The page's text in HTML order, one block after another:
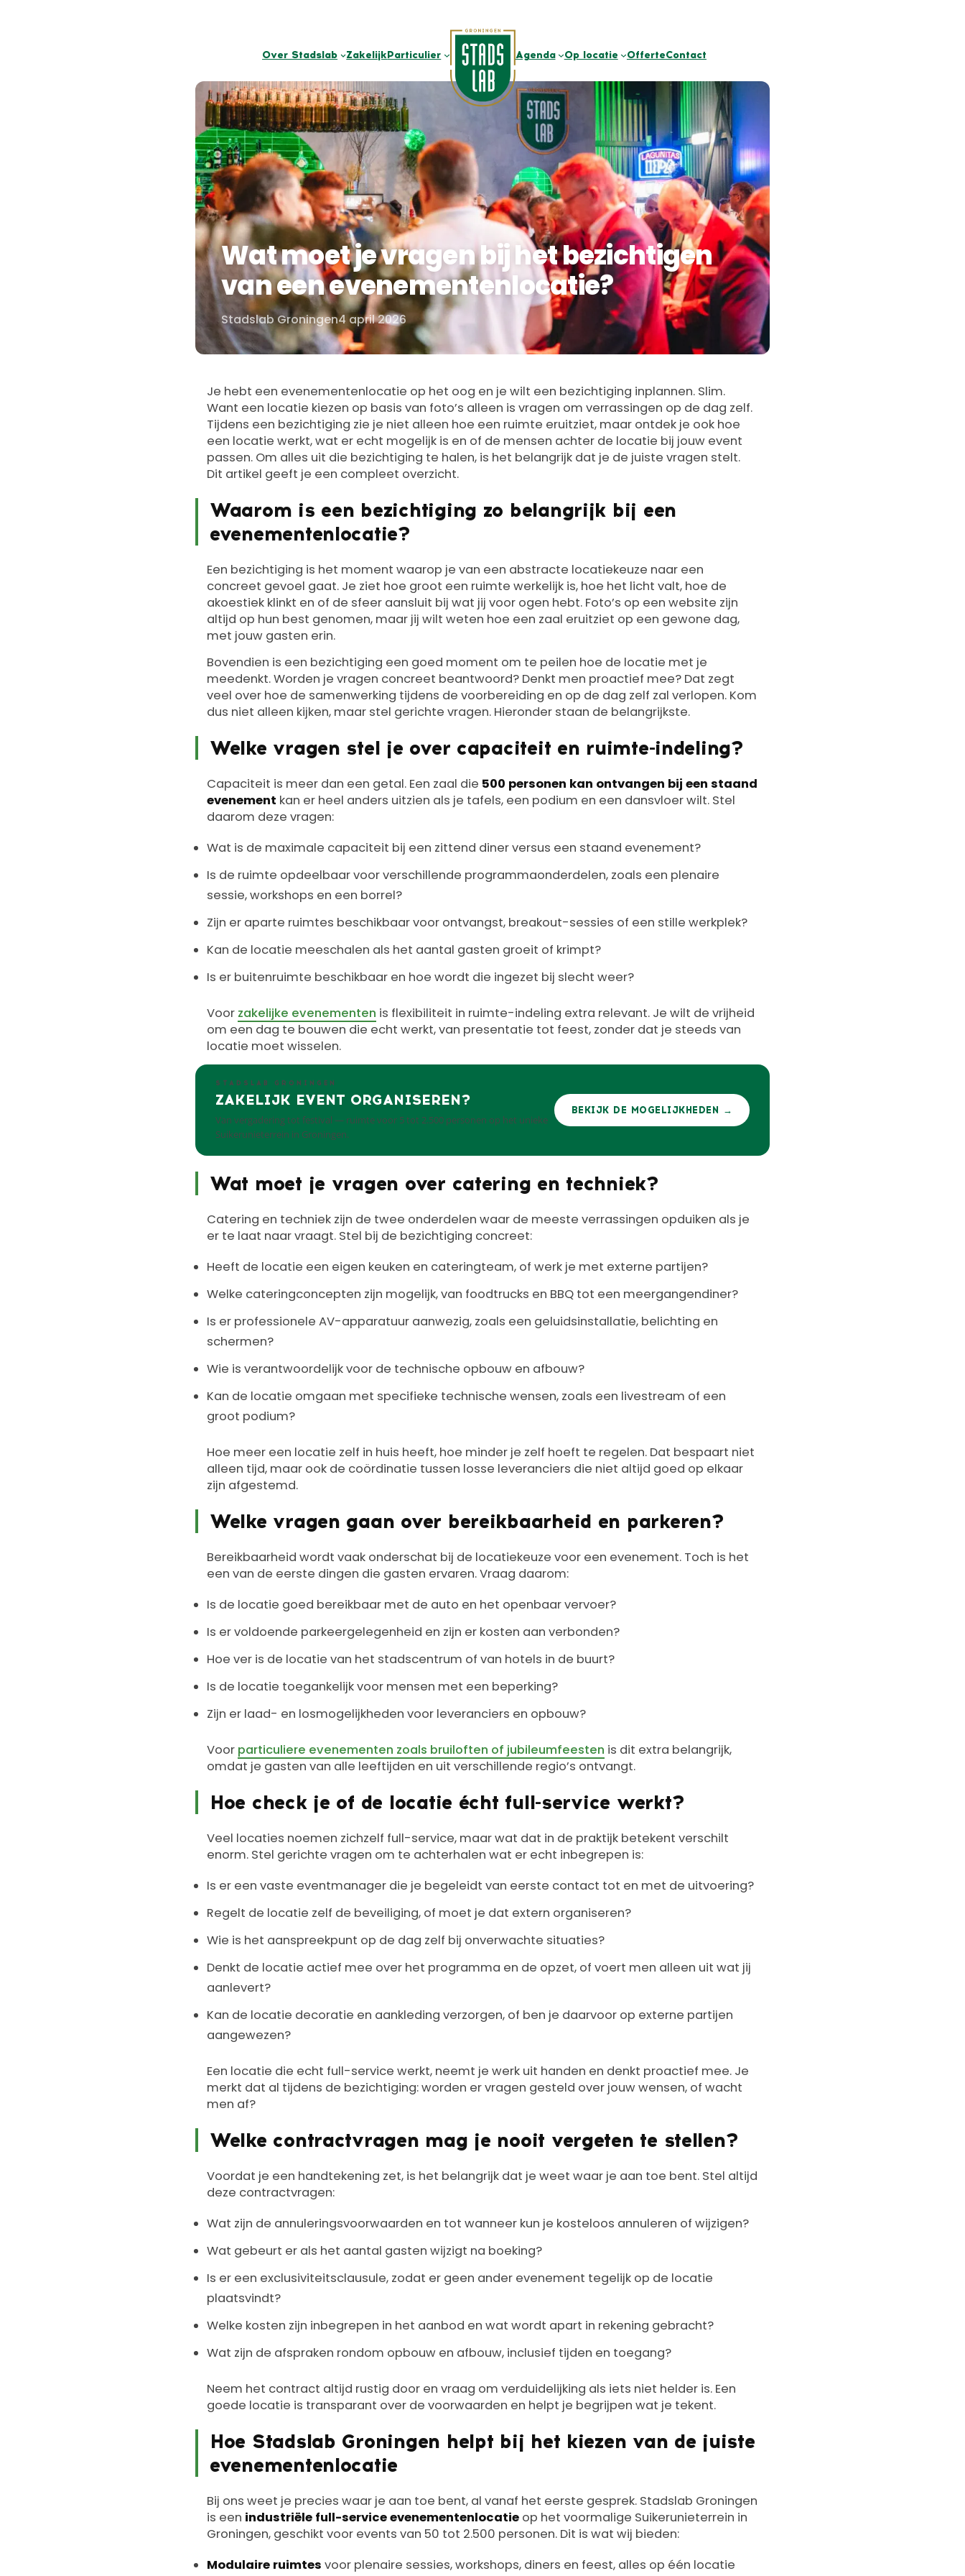
Over Stadslab ZakelijkParticulier Agenda Op locatie OfferteContact
Wat moet je vragen bij het bezichtigen
van een evenementenlocatie?
Door
Stadslab Groningen4 april 2026
Je hebt een evenementenlocatie op het oog en je wilt een bezichtiging inplannen. Slim.
Want een locatie kiezen op basis van foto’s alleen is vragen om verrassingen op de dag zelf.
Tijdens een bezichtiging zie je niet alleen hoe een ruimte eruitziet, maar ontdek je ook hoe
een locatie werkt, wat er echt mogelijk is en of de mensen achter de locatie bij jouw event
passen. Om alles uit die bezichtiging te halen, is het belangrijk dat je de juiste vragen stelt.
Dit artikel geeft je een compleet overzicht.
Waarom is een bezichtiging zo belangrijk bij een
evenementenlocatie?
Een bezichtiging is het moment waarop je van een abstracte locatiekeuze naar een
concreet gevoel gaat. Je ziet hoe groot een ruimte werkelijk is, hoe het licht valt, hoe de
akoestiek klinkt en of de sfeer aansluit bij wat jij voor ogen hebt. Foto’s op een website zijn
altijd op hun best genomen, maar jij wilt weten hoe een zaal eruitziet op een gewone dag,
met jouw gasten erin.
Bovendien is een bezichtiging een goed moment om te peilen hoe de locatie met je
meedenkt. Worden je vragen concreet beantwoord? Denkt men proactief mee? Dat zegt
veel over hoe de samenwerking tijdens de voorbereiding en op de dag zelf zal verlopen. Kom
dus niet alleen kijken, maar stel gerichte vragen. Hieronder staan de belangrijkste.
Welke vragen stel je over capaciteit en ruimte-indeling?
Capaciteit is meer dan een getal. Een zaal die 500 personen kan ontvangen bij een staand
evenement kan er heel anders uitzien als je tafels, een podium en een dansvloer wilt. Stel
daarom deze vragen:
Wat is de maximale capaciteit bij een zittend diner versus een staand evenement?
Is de ruimte opdeelbaar voor verschillende programmaonderdelen, zoals een plenaire
sessie, workshops en een borrel?
Zijn er aparte ruimtes beschikbaar voor ontvangst, breakout-sessies of een stille werkplek?
Kan de locatie meeschalen als het aantal gasten groeit of krimpt?
Is er buitenruimte beschikbaar en hoe wordt die ingezet bij slecht weer?
Voor zakelijke evenementen is flexibiliteit in ruimte-indeling extra relevant. Je wilt de vrijheid
om een dag te bouwen die echt werkt, van presentatie tot feest, zonder dat je steeds van
locatie moet wisselen.
STADSLAB GRONINGEN
ZAKELIJK EVENT ORGANISEREN?
Van vergadering tot festival — ruimte voor 5 tot 2.500 personen op het unieke
Suikerunieterrein in Groningen.
BEKIJK DE MOGELIJKHEDEN →
Wat moet je vragen over catering en techniek?
Catering en techniek zijn de twee onderdelen waar de meeste verrassingen opduiken als je
er te laat naar vraagt. Stel bij de bezichtiging concreet:
Heeft de locatie een eigen keuken en cateringteam, of werk je met externe partijen?
Welke cateringconcepten zijn mogelijk, van foodtrucks en BBQ tot een meergangendiner?
Is er professionele AV-apparatuur aanwezig, zoals een geluidsinstallatie, belichting en
schermen?
Wie is verantwoordelijk voor de technische opbouw en afbouw?
Kan de locatie omgaan met specifieke technische wensen, zoals een livestream of een
groot podium?
Hoe meer een locatie zelf in huis heeft, hoe minder je zelf hoeft te regelen. Dat bespaart niet
alleen tijd, maar ook de coördinatie tussen losse leveranciers die niet altijd goed op elkaar
zijn afgestemd.
Welke vragen gaan over bereikbaarheid en parkeren?
Bereikbaarheid wordt vaak onderschat bij de locatiekeuze voor een evenement. Toch is het
een van de eerste dingen die gasten ervaren. Vraag daarom:
Is de locatie goed bereikbaar met de auto en het openbaar vervoer?
Is er voldoende parkeergelegenheid en zijn er kosten aan verbonden?
Hoe ver is de locatie van het stadscentrum of van hotels in de buurt?
Is de locatie toegankelijk voor mensen met een beperking?
Zijn er laad- en losmogelijkheden voor leveranciers en opbouw?
Voor particuliere evenementen zoals bruiloften of jubileumfeesten is dit extra belangrijk,
omdat je gasten van alle leeftijden en uit verschillende regio’s ontvangt.
Hoe check je of de locatie écht full-service werkt?
Veel locaties noemen zichzelf full-service, maar wat dat in de praktijk betekent verschilt
enorm. Stel gerichte vragen om te achterhalen wat er echt inbegrepen is:
Is er een vaste eventmanager die je begeleidt van eerste contact tot en met de uitvoering?
Regelt de locatie zelf de beveiliging, of moet je dat extern organiseren?
Wie is het aanspreekpunt op de dag zelf bij onverwachte situaties?
Denkt de locatie actief mee over het programma en de opzet, of voert men alleen uit wat jij
aanlevert?
Kan de locatie decoratie en aankleding verzorgen, of ben je daarvoor op externe partijen
aangewezen?
Een locatie die echt full-service werkt, neemt je werk uit handen en denkt proactief mee. Je
merkt dat al tijdens de bezichtiging: worden er vragen gesteld over jouw wensen, of wacht
men af?
Welke contractvragen mag je nooit vergeten te stellen?
Voordat je een handtekening zet, is het belangrijk dat je weet waar je aan toe bent. Stel altijd
deze contractvragen:
Wat zijn de annuleringsvoorwaarden en tot wanneer kun je kosteloos annuleren of wijzigen?
Wat gebeurt er als het aantal gasten wijzigt na boeking?
Is er een exclusiviteitsclausule, zodat er geen ander evenement tegelijk op de locatie
plaatsvindt?
Welke kosten zijn inbegrepen in het aanbod en wat wordt apart in rekening gebracht?
Wat zijn de afspraken rondom opbouw en afbouw, inclusief tijden en toegang?
Neem het contract altijd rustig door en vraag om verduidelijking als iets niet helder is. Een
goede locatie is transparant over de voorwaarden en helpt je begrijpen wat je tekent.
Hoe Stadslab Groningen helpt bij het kiezen van de juiste
evenementenlocatie
Bij ons weet je precies waar je aan toe bent, al vanaf het eerste gesprek. Stadslab Groningen
is een industriële full-service evenementenlocatie op het voormalige Suikerunieterrein in
Groningen, geschikt voor events van 50 tot 2.500 personen. Dit is wat wij bieden:
Modulaire ruimtes voor plenaire sessies, workshops, diners en feest, alles op één locatie